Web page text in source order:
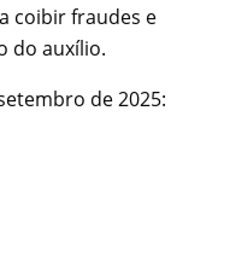
coibir fraudes e
do auxílio.
de 2025: